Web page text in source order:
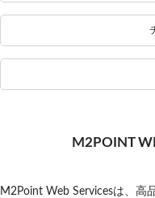
M2POINT
M2Point Web Servicesは、高